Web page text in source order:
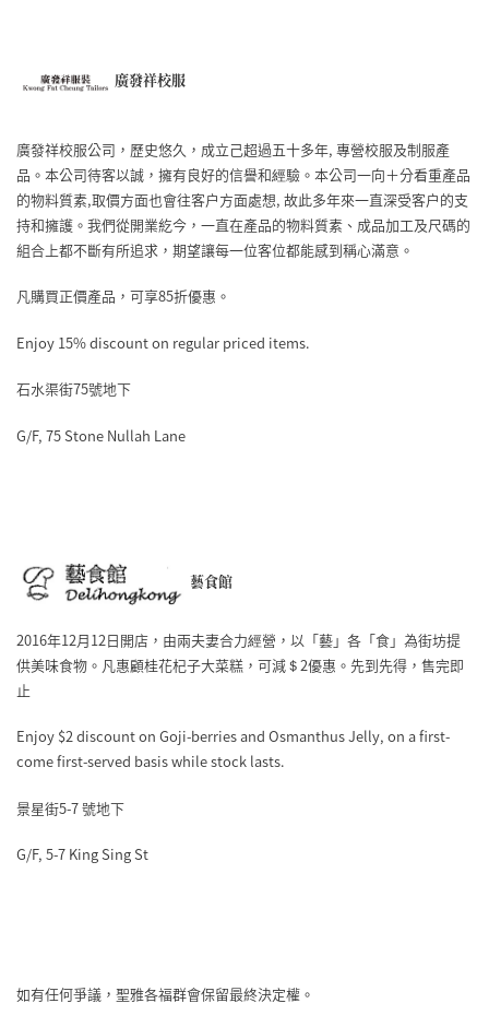
廣發祥校服
廣發祥校服公司，歷史悠久，成立己超過五十多年, 專營校服及制服產
品。本公司待客以誠，擁有良好的信譽和經驗。本公司一向＋分看重產品
的物料質素,取價方面也會往客户方面處想, 故此多年來一直深受客户的支
持和擁護。我們從開業紇今，一直在產品的物料質素、成品加工及尺碼的
組合上都不斷有所追求，期望讓每一位客位都能感到稱心滿意。
凡購買正價產品，可享85折優惠。
Enjoy 15% discount on regular priced items.
石水渠街75號地下
G/F, 75 Stone Nullah Lane
藝食館
2016年12月12日開店，由兩夫妻合力經營，以「藝」各「食」為街坊提
供美味食物。凡惠顧桂花杞子大菜糕，可減＄2優惠。先到先得，售完即
止
Enjoy $2 discount on Goji-berries and Osmanthus Jelly, on a first-
come first-served basis while stock lasts.
景星街5-7 號地下
G/F, 5-7 King Sing St
如有任何爭議，聖雅各福群會保留最終決定權。